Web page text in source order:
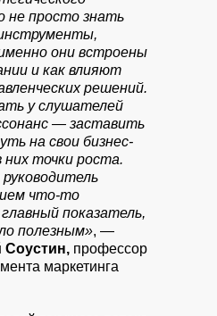
не просто знать
они встроены
и как влияют
решений.
у слушателей
— заставить
на свои бизнес-
точки роста.
что-то
показатель,
полезным», —
Соустин, профессор
маркетинга